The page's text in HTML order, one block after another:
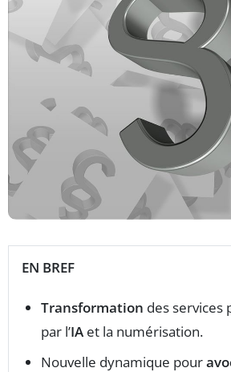
EN BREF
Transformation des services
par l’IA et la numérisation.
Nouvelle dynamique pour